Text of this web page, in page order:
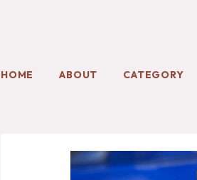
HOME ABOUT CATEGORY